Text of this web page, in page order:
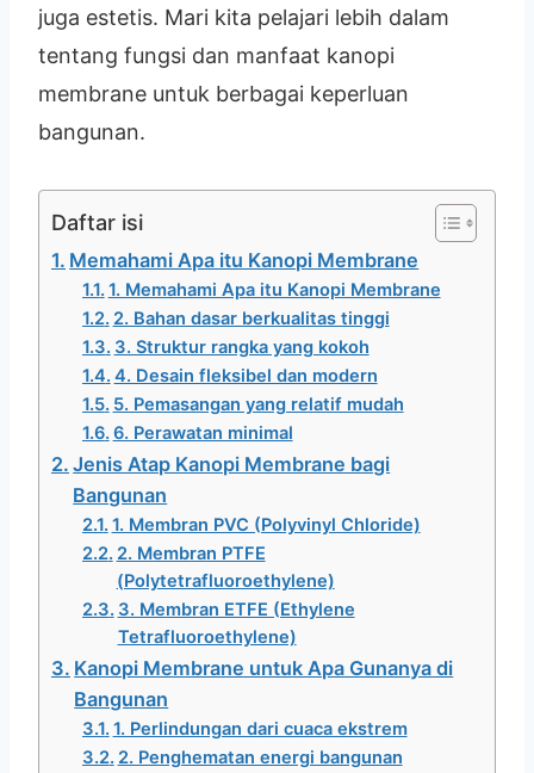
juga estetis. Mari kita pelajari lebih dalam
tentang fungsi dan manfaat kanopi
membrane untuk berbagai keperluan
bangunan.
Daftar isi
Memahami Apa itu Kanopi Membrane
1. Memahami Apa itu Kanopi Membrane
2. Bahan dasar berkualitas tinggi
3. Struktur rangka yang kokoh
4. Desain fleksibel dan modern
5. Pemasangan yang relatif mudah
6. Perawatan minimal
Jenis Atap Kanopi Membrane bagi
Bangunan
1. Membran PVC (Polyvinyl Chloride)
2. Membran PTFE
(Polytetrafluoroethylene)
3. Membran ETFE (Ethylene
Tetrafluoroethylene)
Kanopi Membrane untuk Apa Gunanya di
Bangunan
1. Perlindungan dari cuaca ekstrem
2. Penghematan energi bangunan